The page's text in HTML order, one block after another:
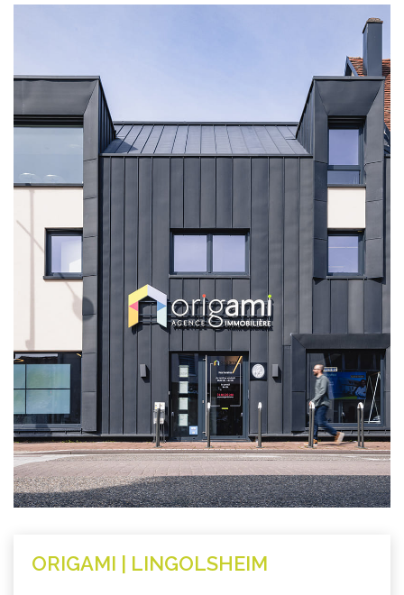
Notre Équipe
Blog
ESPACE BAILLEURS
ESPACE VENDEUR
CONTACT
ORIGAMI | LINGOLSHEIM